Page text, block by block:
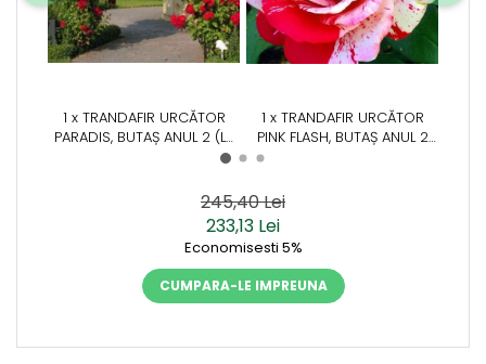
1 x TRANDAFIR URCĂTOR
PARADIS, BUTAȘ ANUL 2 (LA
GHIVECI SAU RĂDĂCINĂ
1 x TRANDAFIR URCĂTOR
PINK FLASH, BUTAȘ ANUL 2
(LA GHIVECI SAU RĂDĂCINĂ
245,40 Lei
233,13 Lei
Economisesti 5%
CUMPARA-LE IMPREUNA